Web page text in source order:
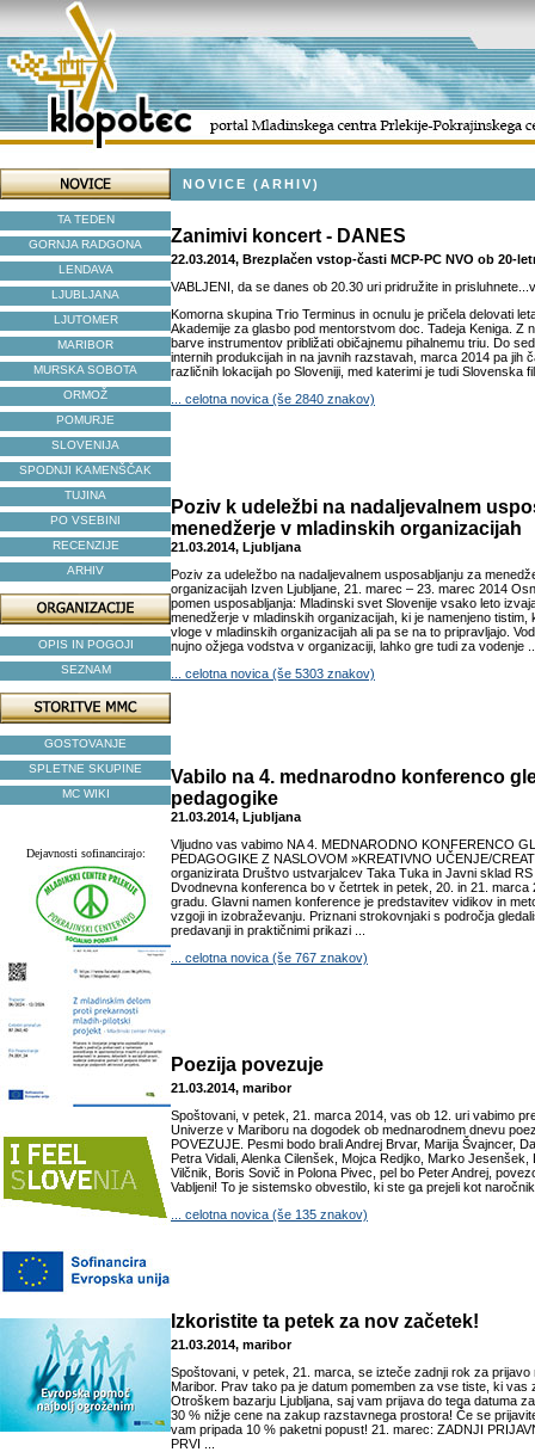
TA TEDEN
GORNJA RADGONA
LENDAVA
LJUBLJANA
LJUTOMER
MARIBOR
MURSKA SOBOTA
ORMOŽ
POMURJE
SLOVENIJA
SPODNJI KAMENŠČAK
TUJINA
PO VSEBINI
RECENZIJE
ARHIV
OPIS IN POGOJI
SEZNAM
GOSTOVANJE
SPLETNE SKUPINE
MC WIKI
Dejavnosti sofinancirajo:
NOVICE (ARHIV)
Zanimivi koncert - DANES
22.03.2014, Brezplačen vstop-časti MCP-PC NVO ob 20-
VABLJENI, da se danes ob 20.30 uri pridružite in
Komorna skupina Trio Terminus in ocnulu je pričela delovati
Akademije za glasbo pod mentorstvom doc. Tadeja Keniga. Z
barve instrumentov približati običajnemu pihalnemu triu. Do
internih produkcijah in na javnih razstavah, marca 2014 pa jih
različnih lokacijah po Sloveniji, med katerimi je tudi Slovenska
... celotna novica (še 2840 znakov)
Poziv k udeležbi na nadaljevalnem
menedžerje v mladinskih organizacijah
21.03.2014, Ljubljana
Poziv za udeležbo na nadaljevalnem usposabljanju za
organizacijah Izven Ljubljane, 21. marec – 23. marec 2014
pomen usposabljanja: Mladinski svet Slovenije vsako leto
menedžerje v mladinskih organizacijah, ki je namenjeno tistim,
vloge v mladinskih organizacijah ali pa se na to pripravljajo.
nujno ožjega vodstva v organizaciji, lahko gre tudi za vodenje
... celotna novica (še 5303 znakov)
Vabilo na 4. mednarodno konferenco
pedagogike
21.03.2014, Ljubljana
Vljudno vas vabimo NA 4. MEDNARODNO KONFERENCO
PEDAGOGIKE Z NASLOVOM »KREATIVNO UČENJE/
organizirata Društvo ustvarjalcev Taka Tuka in Javni sklad
Dvodnevna konferenca bo v četrtek in petek, 20. in 21. marca
gradu. Glavni namen konference je predstavitev vidikov in
vzgoji in izobraževanju. Priznani strokovnjaki s področja
predavanji in praktičnimi prikazi ...
... celotna novica (še 767 znakov)
Poezija povezuje
21.03.2014, maribor
Spoštovani, v petek, 21. marca 2014, vas ob 12. uri vabimo
Univerze v Mariboru na dogodek ob mednarodnem dnevu
POVEZUJE. Pesmi bodo brali Andrej Brvar, Marija Švajncer,
Petra Vidali, Alenka Cilenšek, Mojca Redjko, Marko Jesenšek,
Vilčnik, Boris Sovič in Polona Pivec, pel bo Peter Andrej,
Vabljeni! To je sistemsko obvestilo, ki ste ga prejeli kot
... celotna novica (še 135 znakov)
Izkoristite ta petek za nov začetek!
21.03.2014, maribor
Spoštovani, v petek, 21. marca, se izteče zadnji rok za
Maribor. Prav tako pa je datum pomemben za vse tiste, ki vas
Otroškem bazarju Ljubljana, saj vam prijava do tega datuma
30 % nižje cene na zakup razstavnega prostora! Če se
vam pripada 10 % paketni popust! 21. marec: ZADNJI
PRVI ...